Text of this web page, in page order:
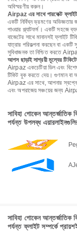
অবিস্মরণীয় করুন।
Airpaz এর সাথে পারফেক্ট
একটি নির্বিঘ্ন ভ্রমণের
পাওয়ার প্ল্যাটফর্ম। একটি সহজে
বাজেটের সাথে মানানসই ফ্লাইট
যাত্রার পরিকল্পনা করছেন বা
সুবিধাজনক তা নিশ্চিত করতে
আপস ছাড়াই সাশ্রয়ী মূল্যের
Airpaz একচেটিয়া ডিল এবং
টিকিট বুক করতে দেয়। গুণমান বা
Airpaz এর সাথে, আপনার
এবং অপরাজেয় সঞ্চয়ের জন্য
সাবিহা গোকেন আন্তর্জাতিক
পর্যন্ত উপলব্ধ
সাবিহা গোকেন আন্তর্জাতিক
পর্যন্ত ফ্লাইট সম্পর্কে